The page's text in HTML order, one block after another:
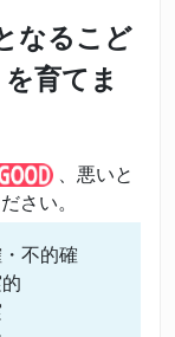
なるこど
育てま
、悪いと
さい。
不的確